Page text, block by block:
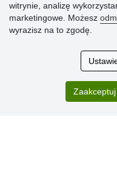
» Dlaczego należy się
» Najczęściej zadawane
klientów
witrynie, analizę
marketingowe. Możesz
wyrazisz na to zgodę.